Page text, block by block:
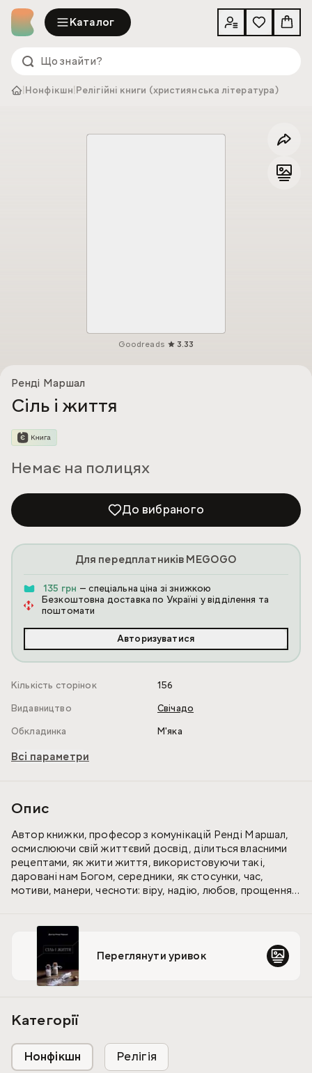
Каталог
Нонфікшн Релігійні книги (християнська література)
Goodreads 3.33
Ренді Маршал
Сіль і життя
Немає на полицях
До вибраного
Для передплатників MEGOGO
135 грн — спеціальна ціна зі знижкою
Безкоштовна доставка по Україні у відділення та
поштомати
Авторизуватися
Кількість сторінок
156
Видавництво
Свічадо
Обкладинка
М'яка
Всі параметри
Опис
Автор книжки, професор з комунікацій Ренді Маршал,
осмислюючи свій життєвий досвід, ділиться власними
рецептами, як жити життя, використовуючи такі,
даровані нам Богом, середники, як стосунки, час,
мотиви, манери, чесноти: віру, надію, любов, прощення,
легко, щиро, лаконічно.
Переглянути уривок
Категорії
Нонфікшн Релігія